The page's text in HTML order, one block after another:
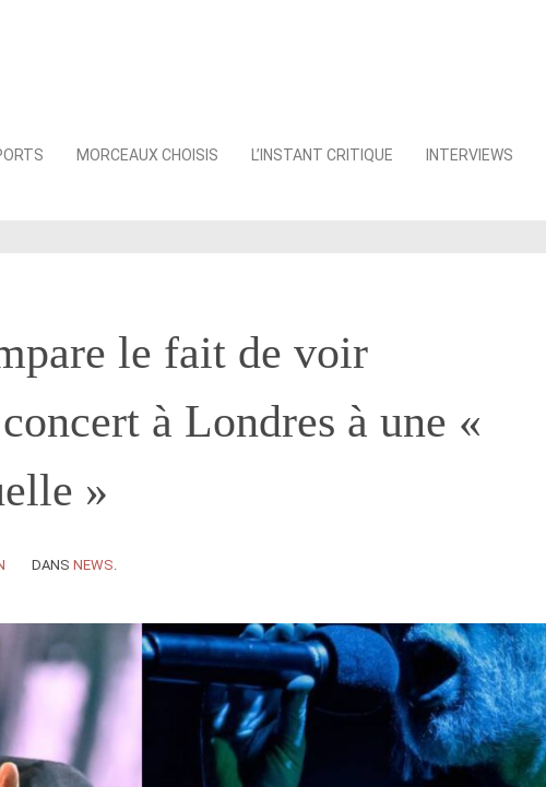
MORCEAUX CHOISIS L’INSTANT CRITIQUE INTERVIEWS
le fait de voir
à Londres à une «
»
DANS NEWS